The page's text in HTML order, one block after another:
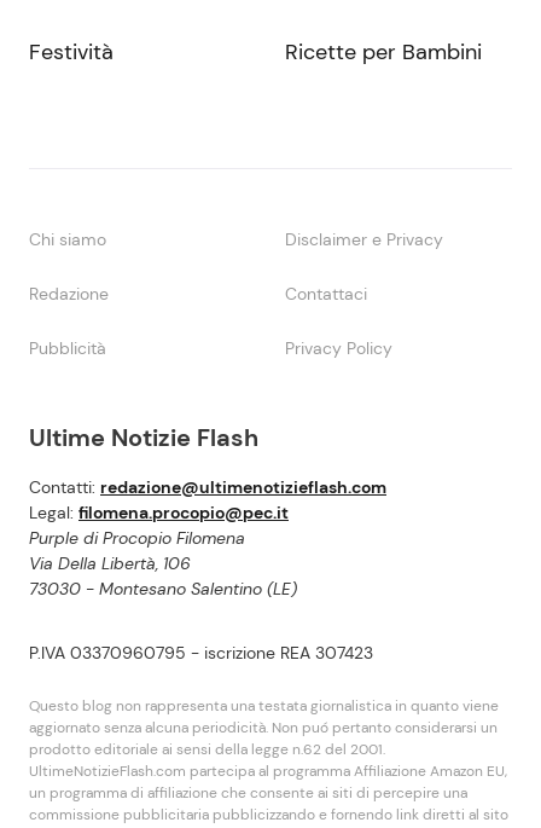
Ultime Notizie Flash
Contatti: redazione@ultimenotizieflash.com
Legal: filomena.procopio@pec.it
Purple di Procopio Filomena
Via Della Libertà, 106
73030 - Montesano Salentino (LE)
P.IVA 03370960795 - iscrizione REA 307423
Questo blog non rappresenta una testata giornalistica in quanto viene
aggiornato senza alcuna periodicità. Non puó pertanto considerarsi un
prodotto editoriale ai sensi della legge n.62 del 2001.
UltimeNotizieFlash.com partecipa al programma Affiliazione Amazon EU,
un programma di affiliazione che consente ai siti di percepire una
commissione pubblicitaria pubblicizzando e fornendo link diretti al sito
Festività Ricette per Bambini
Chi siamo Disclaimer e Privacy
Redazione Contattaci
Pubblicità Privacy Policy